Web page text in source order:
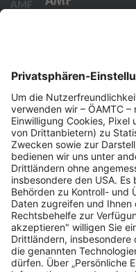
Newsletter
Melden Sie sich für den
Kursempfehlungen,
Newsletter
Karriere beim